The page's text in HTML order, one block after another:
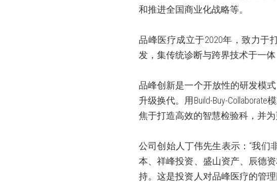
和推进全国商业化战略等。
品峰医疗成立于2020年，致力于
发，集传统诊断与跨界技术于一
品峰创新是一个开放性的研发模
升级换代。用 Build-Buy-Collaborate
焦于打造高效的智慧检验科，并
公司创始人丁伟先生表示：“我们
本、祥峰投资、盛山资产、辰德
持。这是投资人对品峰医疗的管